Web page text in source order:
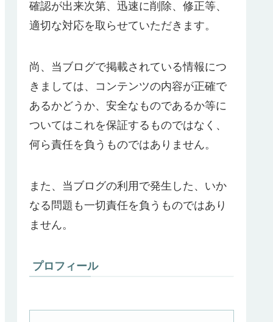
確認が出来次第、迅速に削除、修正等、
適切な対応を取らせていただきます。
尚、当ブログで掲載されている情報につ
きましては、コンテンツの内容が正確で
あるかどうか、安全なものであるか等に
ついてはこれを保証するものではなく、
何ら責任を負うものではありません。
また、当ブログの利用で発生した、いか
なる問題も一切責任を負うものではあり
ません。
プロフィール